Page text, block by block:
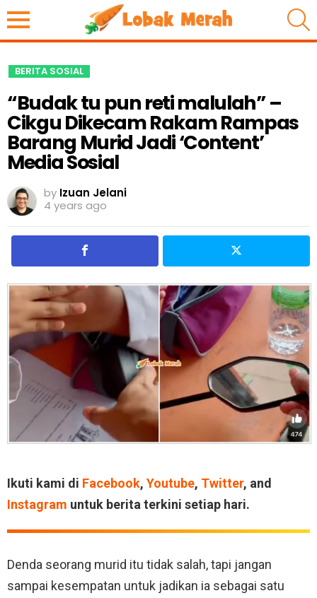
BERITA SOSIAL
“Budak tu pun reti malulah” –
Cikgu Dikecam Rakam Rampas
Barang Murid Jadi ‘Content’
Media Sosial
by Izuan Jelani
4 years ago
Ikuti kami di Facebook, Youtube, Twitter, and
Instagram untuk berita terkini setiap hari.
Denda seorang murid itu tidak salah, tapi jangan
sampai kesempatan untuk jadikan ia sebagai satu